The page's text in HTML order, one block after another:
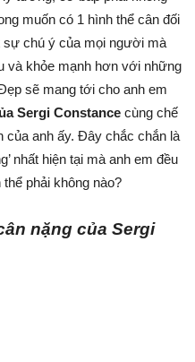
muốn có 1 hình thể cân đối
sự chú ý của mọi người mà
và khỏe mạnh hơn với những
sẽ mang tới cho anh em
Sergi Constance cùng chế
của anh ấy. Đây chắc chắn là
nhất hiện tại mà anh em đều
phải không nào?
nặng của Sergi